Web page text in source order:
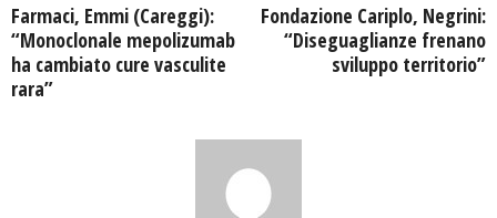
Farmaci, Emmi (Careggi):
“Monoclonale mepolizumab
ha cambiato cure vasculite
rara”
Fondazione Cariplo, Negrini:
“Diseguaglianze frenano
sviluppo territorio”